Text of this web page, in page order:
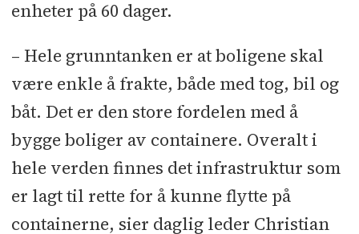
enheter på 60 dager.
– Hele grunntanken er at boligene skal
være enkle å frakte, både med tog, bil og
båt. Det er den store fordelen med å
bygge boliger av containere. Overalt i
hele verden finnes det infrastruktur som
er lagt til rette for å kunne flytte på
containerne, sier daglig leder Christian